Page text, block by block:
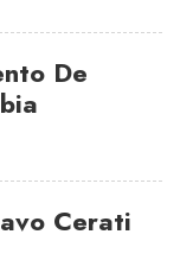
De
Cerati